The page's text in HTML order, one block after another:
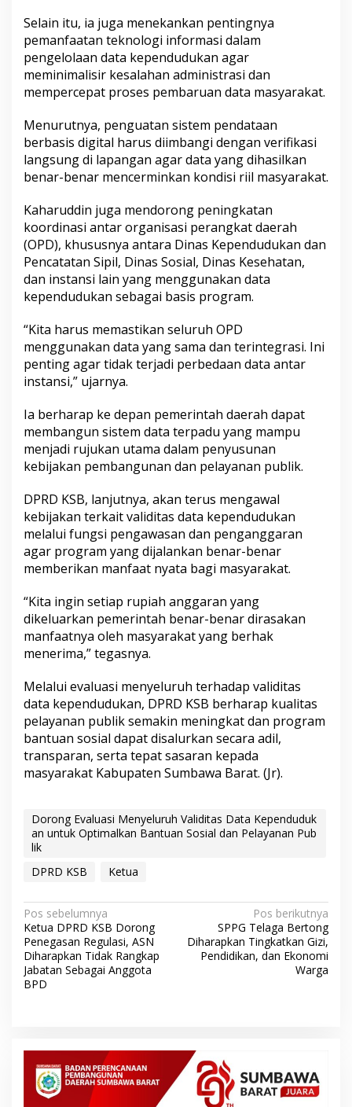
Selain itu, ia juga menekankan pentingnya
pemanfaatan teknologi informasi dalam
pengelolaan data kependudukan agar
meminimalisir kesalahan administrasi dan
mempercepat proses pembaruan data masyarakat.
Menurutnya, penguatan sistem pendataan
berbasis digital harus diimbangi dengan verifikasi
langsung di lapangan agar data yang dihasilkan
benar-benar mencerminkan kondisi riil masyarakat.
Kaharuddin juga mendorong peningkatan
koordinasi antar organisasi perangkat daerah
(OPD), khususnya antara Dinas Kependudukan dan
Pencatatan Sipil, Dinas Sosial, Dinas Kesehatan,
dan instansi lain yang menggunakan data
kependudukan sebagai basis program.
“Kita harus memastikan seluruh OPD
menggunakan data yang sama dan terintegrasi. Ini
penting agar tidak terjadi perbedaan data antar
instansi,” ujarnya.
Ia berharap ke depan pemerintah daerah dapat
membangun sistem data terpadu yang mampu
menjadi rujukan utama dalam penyusunan
kebijakan pembangunan dan pelayanan publik.
DPRD KSB, lanjutnya, akan terus mengawal
kebijakan terkait validitas data kependudukan
melalui fungsi pengawasan dan penganggaran
agar program yang dijalankan benar-benar
memberikan manfaat nyata bagi masyarakat.
“Kita ingin setiap rupiah anggaran yang
dikeluarkan pemerintah benar-benar dirasakan
manfaatnya oleh masyarakat yang berhak
menerima,” tegasnya.
Melalui evaluasi menyeluruh terhadap validitas
data kependudukan, DPRD KSB berharap kualitas
pelayanan publik semakin meningkat dan program
bantuan sosial dapat disalurkan secara adil,
transparan, serta tepat sasaran kepada
masyarakat Kabupaten Sumbawa Barat. (Jr).
Dorong Evaluasi Menyeluruh Validitas Data Kependuduk
an untuk Optimalkan Bantuan Sosial dan Pelayanan Pub
lik
DPRD KSB
Ketua
N
a
v
i
s
p
Pos sebelumnya
Ketua DPRD KSB Dorong
Penegasan Regulasi, ASN
Diharapkan Tidak Rangkap
Jabatan Sebagai Anggota
BPD
Pos berikutnya
SPPG Telaga Bertong
Diharapkan Tingkatkan Gizi,
Pendidikan, dan Ekonomi
Warga